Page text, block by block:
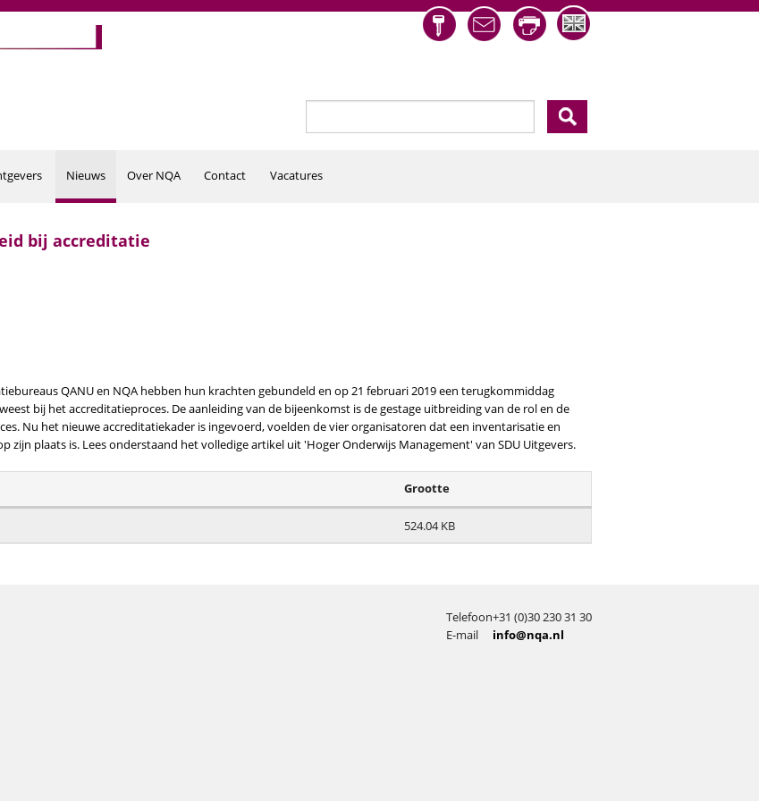
Nieuws Over NQA Contact Vacatures
bij accreditatie
QANU en NQA hebben hun krachten gebundeld en op 21 februari 2019 een terugkommiddag
bij het accreditatieproces. De aanleiding van de bijeenkomst is de gestage uitbreiding van de rol en de
Nu het nieuwe accreditatiekader is ingevoerd, voelden de vier organisatoren dat een inventarisatie en
plaats is. Lees onderstaand het volledige artikel uit 'Hoger Onderwijs Management' van SDU Uitgevers.
Grootte
524.04 KB
Telefoon+31 (0)30 230 31 30
E-mail
info@nqa.nl